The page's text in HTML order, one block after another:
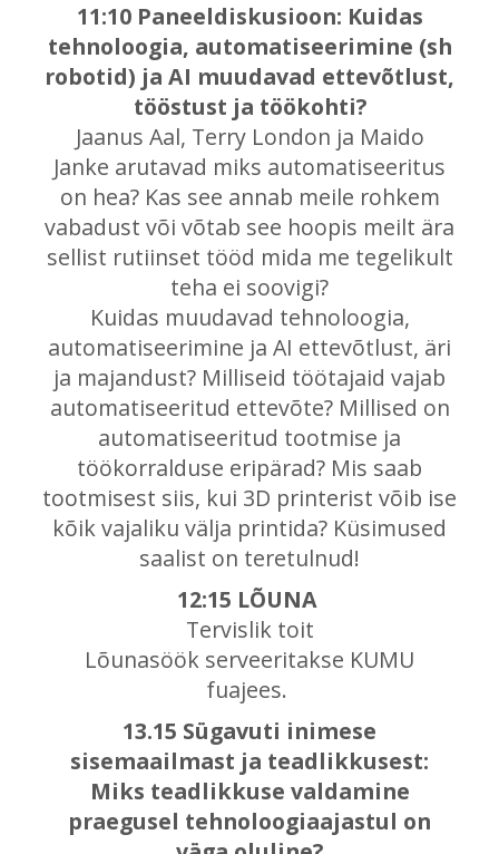
11:10 Paneeldiskusioon: Kuidas
tehnoloogia, automatiseerimine (sh
robotid) ja AI muudavad ettevõtlust,
tööstust ja töökohti?
Jaanus Aal, Terry London ja Maido
Janke arutavad miks automatiseeritus
on hea? Kas see annab meile rohkem
vabadust või võtab see hoopis meilt ära
sellist rutiinset tööd mida me tegelikult
teha ei soovigi?
Kuidas muudavad tehnoloogia,
automatiseerimine ja AI ettevõtlust, äri
ja majandust? Milliseid töötajaid vajab
automatiseeritud ettevõte? Millised on
automatiseeritud tootmise ja
töökorralduse eripärad? Mis saab
tootmisest siis, kui 3D printerist võib ise
kõik vajaliku välja printida? Küsimused
saalist on teretulnud!
12:15 LÕUNA
Tervislik toit
Lõunasöök serveeritakse KUMU
fuajees.
13.15 Sügavuti inimese
sisemaailmast ja teadlikkusest:
Miks teadlikkuse valdamine
praegusel tehnoloogiaajastul on